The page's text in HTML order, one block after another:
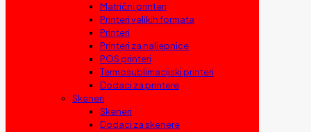
Matrični printeri
Printeri velikih formata
Printeri
Printeri za naljepnice
POS printeri
Termosublimacijski printeri
Dodaci za printere
Skeneri
Skeneri
Dodaci za skenere